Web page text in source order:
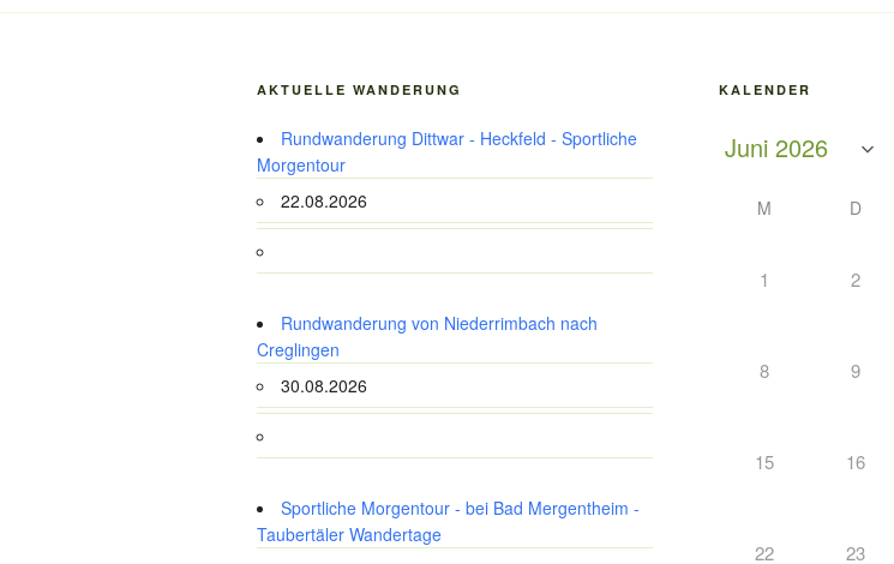
AKTUELLE WANDERUNG
Rundwanderung Dittwar - Heckfeld - Sportliche
Morgentour
22.08.2026
Rundwanderung von Niederrimbach nach
Creglingen
30.08.2026
Sportliche Morgentour - bei Bad Mergentheim -
Taubertäler Wandertage
KALENDER
M D
1 2
8 9
15 16
22 23